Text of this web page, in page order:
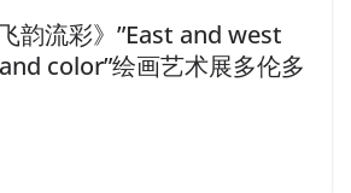
韵流彩》”East and west
color”绘画艺术展多伦多